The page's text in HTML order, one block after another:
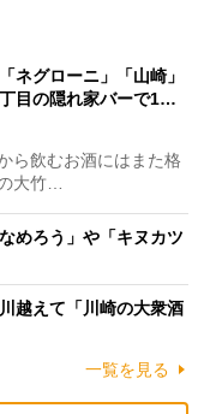
ネグローニ」「山崎」
目の隠れ家バーで1…
ら飲むお酒にはまた格
大竹…
めろう」や「キヌカツ
越えて「川崎の大衆酒
一覧を見る